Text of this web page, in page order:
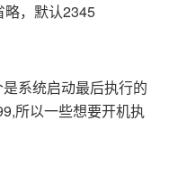
略，默认2345
系统启动最后执行的
所以一些想要开机执